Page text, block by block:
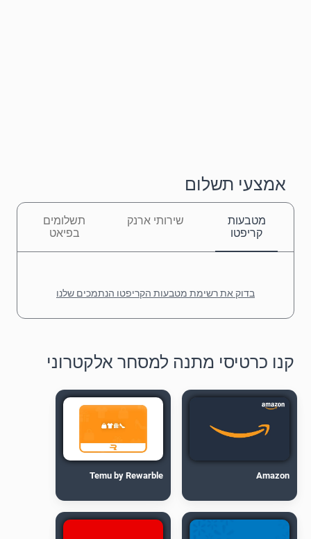
אמצעי תשלום
מטבעות
קריפטו
שירותי ארנק
תשלומים
בפיאט
בדוק את רשימת מטבעות הקריפטו הנתמכים שלנו
קנו כרטיסי מתנה למסחר אלקטרוני
Amazon
Temu by Rewarble